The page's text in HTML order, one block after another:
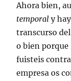
Ahora bien,
temporal y
transcurso
o bien
fuisteis
empresa os